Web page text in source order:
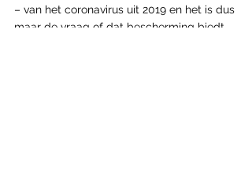
– van het coronavirus uit 2019 en het is dus
maar de vraag of dat bescherming biedt